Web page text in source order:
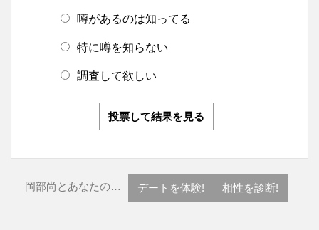
噂があるのは知ってる
特に噂を知らない
調査して欲しい
投票して結果を見る
岡部尚とあなたの… デートを体験! 相性を診断!